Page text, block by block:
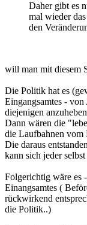
Daher gibt es
mal wieder
den
will man mit diesem
Die Politik hat es
Eingangsamtes -
diejenigen
Dann wären die
die Laufbahnen vom
Die daraus
kann sich jeder selbst
Folgerichtig wäre es
Einangsamtes (
rückwirkend
die Politik..)